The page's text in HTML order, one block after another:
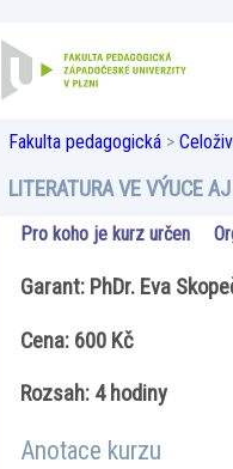
Fakulta pedagogická >
LITERATURA VE VÝUCE AJ
Pro koho je kurz určen
Garant: PhDr. Eva
Cena: 600 Kč
Rozsah: 4 hodiny
Anotace kurzu